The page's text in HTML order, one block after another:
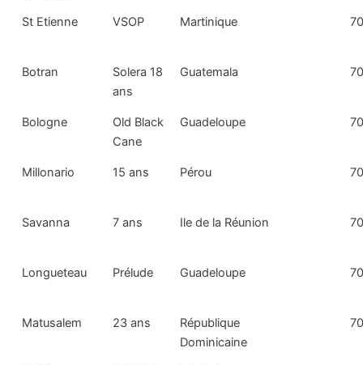
St Etienne VSOP Martinique
Botran
Solera 18
ans
Guatemala
Bologne
Old Black
Cane
Guadeloupe
Millonario 15 ans Pérou
Savanna 7 ans Ile de la Réunion
Longueteau Prélude Guadeloupe
Matusalem 23 ans
République
Dominicaine